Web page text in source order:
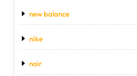
new balance
nike
noir